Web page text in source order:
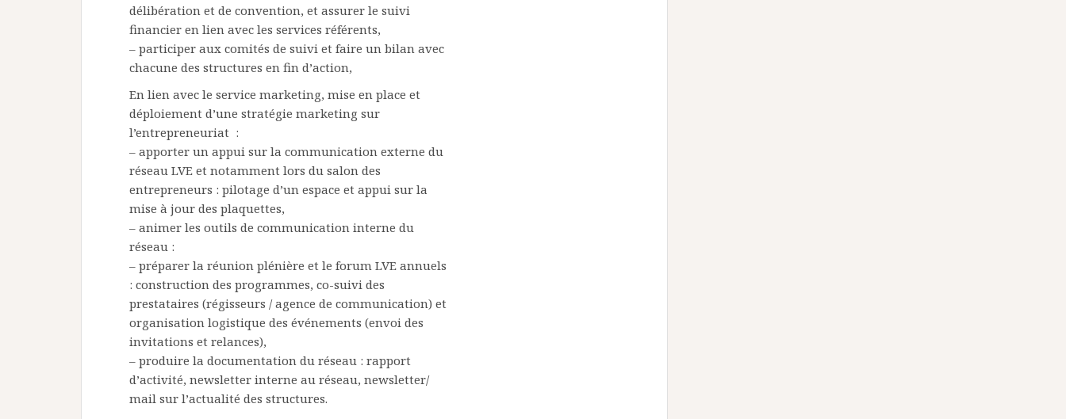
délibération et de convention, et assurer le suivi
financier en lien avec les services référents,
– participer aux comités de suivi et faire un bilan avec
chacune des structures en fin d’action,
En lien avec le service marketing, mise en place et
déploiement d’une stratégie marketing sur
l’entrepreneuriat :
– apporter un appui sur la communication externe du
réseau LVE et notamment lors du salon des
entrepreneurs : pilotage d’un espace et appui sur la
mise à jour des plaquettes,
– animer les outils de communication interne du
réseau :
– préparer la réunion plénière et le forum LVE annuels
: construction des programmes, co-suivi des
prestataires (régisseurs / agence de communication) et
organisation logistique des événements (envoi des
invitations et relances),
– produire la documentation du réseau : rapport
d’activité, newsletter interne au réseau, newsletter/
mail sur l’actualité des structures.